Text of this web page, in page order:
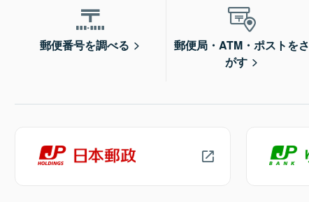
郵便番号を調べる
郵便局・ATM・ポストをさ
がす